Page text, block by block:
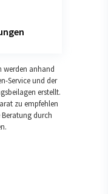
werden anhand
Service und der
erstellt.
zu empfehlen
durch